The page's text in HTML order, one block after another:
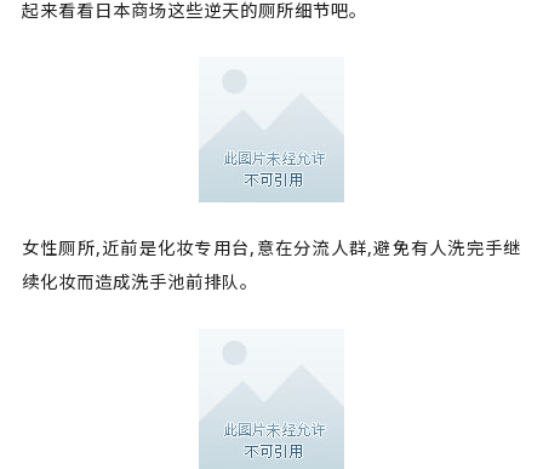
起来看看日本商场这些逆天的厕所细节吧。
女性厕所,近前是化妆专用台,意在分流人群,避免有人洗完手继
续化妆而造成洗手池前排队。